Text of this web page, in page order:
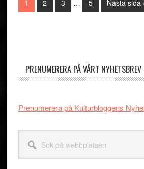
Sida
1 Sida
2 Sida
3 … Sida
5
Go
to
Nästa sida
PRENUMERERA PÅ VÅRT
Prenumerera på Kulturbloggens
webbplatsen